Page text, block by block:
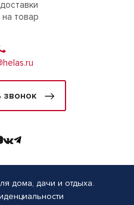
на товар
звонок
дома, дачи и отдыха.